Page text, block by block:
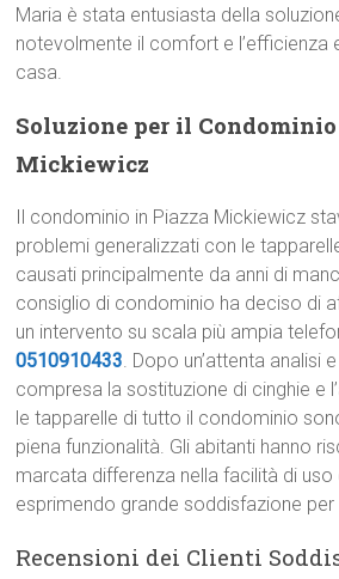
Maria è stata entusiasta della
notevolmente il comfort e l’efficienza
casa.
Soluzione per il
Mickiewicz
Il condominio in Piazza Mickiewicz
problemi generalizzati con le
causati principalmente da anni di
consiglio di condominio ha deciso di
un intervento su scala più ampia
0510910433. Dopo un’attenta analisi
compresa la sostituzione di cinghie e
le tapparelle di tutto il condominio
piena funzionalità. Gli abitanti hanno
marcata differenza nella facilità di uso
esprimendo grande soddisfazione
Recensioni dei Clienti